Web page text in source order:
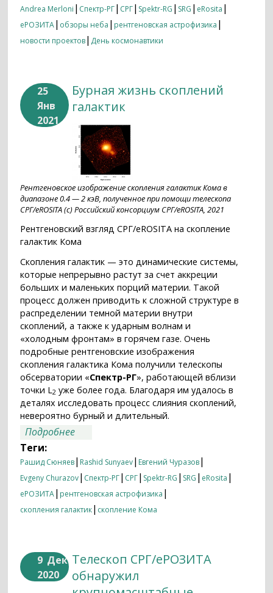
Andrea Merloni | Спектр-РГ| СРГ| Spektr-RG | SRG | eRosita |
еРОЗИТА| обзоры неба | рентгеновская астрофизика |
новости проектов| День космонавтики
25
Янв
2021
Бурная жизнь скоплений
галактик
Рентгеновское изображение скопления галактик Кома в
диапазоне 0.4 — 2 кэВ, полученное при помощи телескопа
СРГ/eROSITA (с) Российский консорциум СРГ/eROSITA, 2021
Рентгеновский взгляд СРГ/eROSITA на скопление
галактик Кома
Скопления галактик — это динамические системы,
которые непрерывно растут за счет аккреции
больших и маленьких порций материи. Такой
процесс должен приводить к сложной структуре в
распределении темной материи внутри
скоплений, а также к ударным волнам и
«холодным фронтам» в горячем газе. Очень
подробные рентгеновские изображения
скопления галактика Кома получили телескопы
обсерватории «Спектр-РГ», работающей вблизи
точки L2 уже более года. Благодаря им удалось в
деталях исследовать процесс слияния скоплений,
невероятно бурный и длительный.
Подробнее
Теги:
Рашид Сюняев| Rashid Sunyaev| Евгений Чуразов|
Evgeny Churazov| Спектр-РГ| СРГ| Spektr-RG | SRG | eRosita |
еРОЗИТА| рентгеновская астрофизика |
скопления галактик| скопление Кома
9 Дек
2020
Телескоп СРГ/еРОЗИТА
обнаружил